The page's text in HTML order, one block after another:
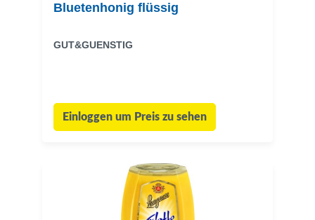
Bluetenhonig flüssig
GUT&GUENSTIG
Einloggen um Preis zu sehen